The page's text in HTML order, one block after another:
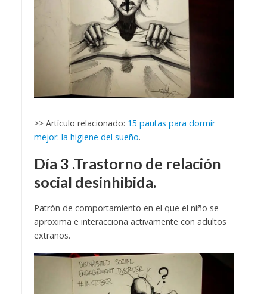
>> Artículo relacionado: 15 pautas para dormir
mejor: la higiene del sueño.
Día 3 .Trastorno de relación
social desinhibida.
Patrón de comportamiento en el que el niño se
aproxima e interacciona activamente con adultos
extraños.